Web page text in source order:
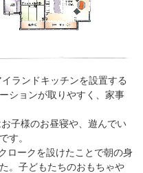
ランドキッチンを設置する
ションが取りやすく、家事
子様のお昼寝や、遊んでい
す。
ロークを設けたことで朝の身
。子どもたちのおもちゃや